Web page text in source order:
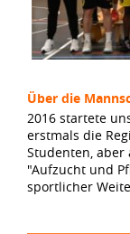
Über die
2016 startete
erstmals die
Studenten, aber
"Aufzucht und
sportlicher